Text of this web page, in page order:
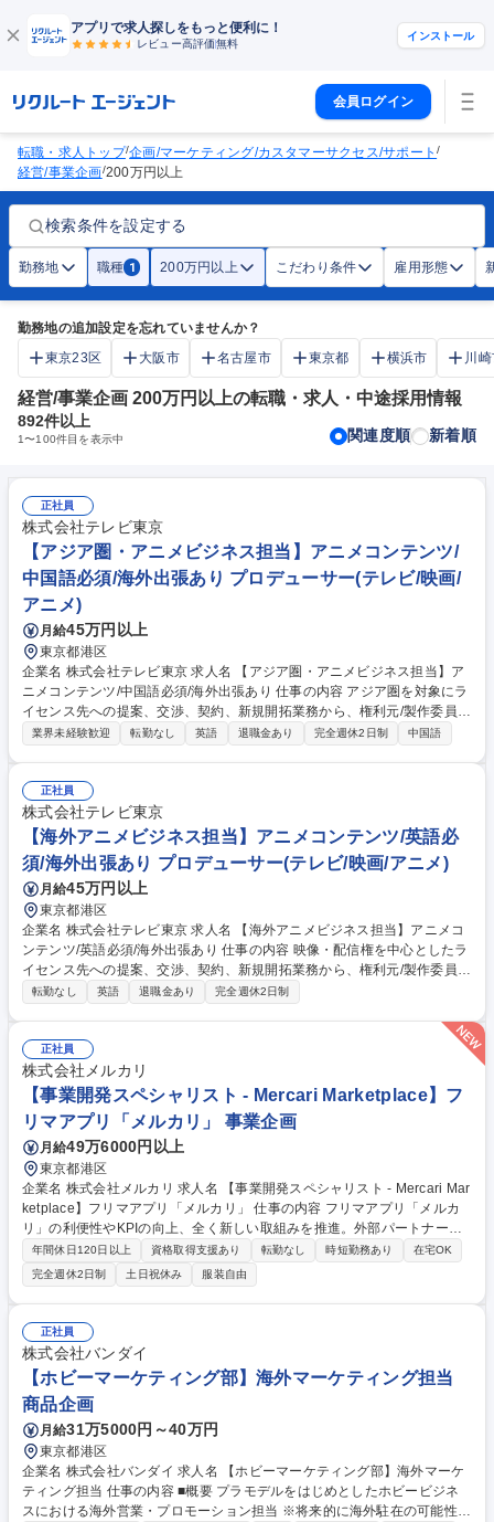
アプリで求人探しをもっと便利に！
レビュー高評価無料
インストール
会員ログイン
転職・求人トップ/企画/マーケティング/カスタマーサクセス/サポート/
経営/事業企画/200万円以上
検索条件を設定する
勤務地 職種 1 200万円以上 こだわり条件 雇用形態
勤務地の追加設定を忘れていませんか？
東京23区
大阪市 名古屋市 東京都 横浜市 川
経営/事業企画 200万円以上の転職・求人・中途採用情報
892件以上
1〜100件目を表示中 関連度順 新着順
正社員
株式会社テレビ東京
【アジア圏・アニメビジネス担当】アニメコンテンツ/
中国語必須/海外出張あり プロデューサー(テレビ/映画/
アニメ)
月給45万円以上
東京都港区
企業名 株式会社テレビ東京 求人名 【アジア圏・アニメビジネス担当】ア
ニメコンテンツ/中国語必須/海外出張あり 仕事の内容 アジア圏を対象にラ
イセンス先への提案、交渉、契約、新規開拓業務から、権利元/製作委員会
等との交渉・契約業務、コンテンツの中長期的なセールス戦略の立案・実
参加（海外出張あり）■版権元/製作委員会との交渉■自社および中国パー
トナー会社の商品化監修■中長期的なセールス戦略（マスターライセンシ
ー業務など） 募集職種 【アジア圏・アニメビジネス担当】アニメコンテ
ンツ/中国語必須/海外出張あり
業界未経験歓迎 転勤なし 英語 退職金あり 完全週休2日制 中国語
正社員
株式会社テレビ東京
【海外アニメビジネス担当】アニメコンテンツ/英語必
須/海外出張あり プロデューサー(テレビ/映画/アニメ)
月給45万円以上
東京都港区
企業名 株式会社テレビ東京 求人名 【海外アニメビジネス担当】アニメコ
ンテンツ/英語必須/海外出張あり 仕事の内容 映像・配信権を中心としたラ
イセンス先への提案、交渉、契約、新規開拓業務から、権利元/製作委員会
等との交渉・契約業務、コンテンツの中長期的なセールス戦略の立案・実
ンス先への提案、交渉、契約、新規開拓/商品化権、ゲーム化権、契約書作
成等）■権利元 / 製作委員会等との交渉・契約■海外コンテンツマーケット
などへの出張、出展、商談■コンテンツの中長期的なセールス戦略の立
案・実行■海外に向けたコンテンツプロモーション／マーケティング戦略
の立案・実行■見本市への参加（海外出張あり）■版権元/製作委員会との
交渉■商品化監修 募集職種 【海外アニメビジネス担当】アニメコンテン
ツ/英語必須/海外出張あり
転勤なし 英語 退職金あり 完全週休2日制
正社員
株式会社メルカリ
【事業開発スペシャリスト - Mercari Marketplace】フ
リマアプリ「メルカリ」 事業企画
月給49万6000円以上
東京都港区
企業名 株式会社メルカリ 求人名 【事業開発スペシャリスト - Mercari Mar
ketplace】フリマアプリ「メルカリ」 仕事の内容 フリマアプリ「メルカ
リ」の利便性やKPIの向上、全く新しい取組みを推進。外部パートナー企
業との協業・アライアンス締結・交渉業務全般をアグレッシブかつ大胆に
進めていただきます。 企画や外部とのコミュニケーションはもちろん、社
内各部門（開発/デザイン/CS/法務/財務/マーケティング等）との横断的な
連携も重要な役割として担っていただきます。 ■協業に向けた戦略の立
案・実行・推進 ■新規サプライヤーの獲得及び関係構築 ■出資スキームの
設計及び投資先の選定 ■市場調査及び競合分析を通じた事業機会の発掘※
続きは「その他労働条件の備考」へ 募集職種 【事業開発スペシャリスト -
Mercari Marketplace】フリマアプリ「メルカリ」
年間休日120日以上 資格取得支援あり 転勤なし 時短勤務あり
在宅OK
完全週休2日制
土日祝休み 服装自由
正社員
株式会社バンダイ
【ホビーマーケティング部】海外マーケティング担当
商品企画
月給31万5000円～40万円
東京都港区
企業名 株式会社バンダイ 求人名 【ホビーマーケティング部】海外マーケ
ティング担当 仕事の内容 ■概要 プラモデルをはじめとしたホビービジネ
スにおける海外営業・プロモーション担当 ※将来的に海外駐在の可能性が